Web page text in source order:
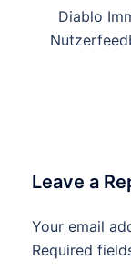
Diablo
Leave a
Your email
Required